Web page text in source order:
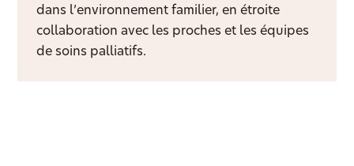
dans l’environnement familier, en étroite
collaboration avec les proches et les équipes
de soins palliatifs.